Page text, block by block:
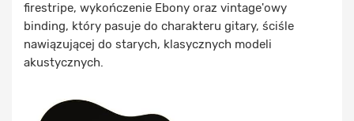
firestripe, wykończenie Ebony oraz vintage'owy
binding, który pasuje do charakteru gitary, ściśle
nawiązującej do starych, klasycznych modeli
akustycznych.